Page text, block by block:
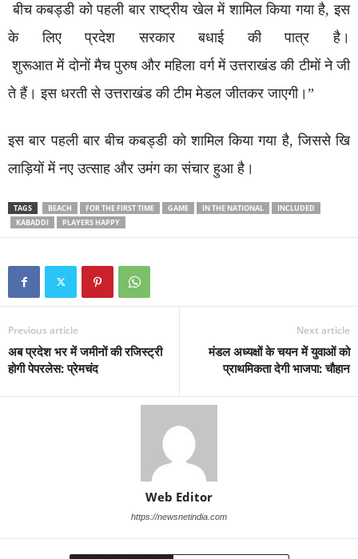
बीच कबड्डी को पहली बार राष्ट्रीय खेल में शामिल किया गया है, इस
के लिए प्रदेश सरकार बधाई की पात्र है।
शुरूआत में दोनों मैच पुरुष और महिला वर्ग में उत्तराखंड की टीमों ने जी
ते हैं। इस धरती से उत्तराखंड की टीम मेडल जीतकर जाएगी।”
इस बार पहली बार बीच कबड्डी को शामिल किया गया है, जिससे खि
लाड़ियों में नए उत्साह और उमंग का संचार हुआ है।
TAGS BEACH FOR THE FIRST TIME GAME IN THE NATIONAL
INCLUDED
KABADDI
PLAYERS HAPPY
Previous article
अब प्रदेश भर में जमीनों की रजिस्ट्री
होगी पेपरलेस: प्रेमचंद
Next article
मंडल अध्यक्षों के चयन में युवाओं को
प्राथमिकता देगी भाजपा: चौहान
Web Editor
https://newsnetindia.com